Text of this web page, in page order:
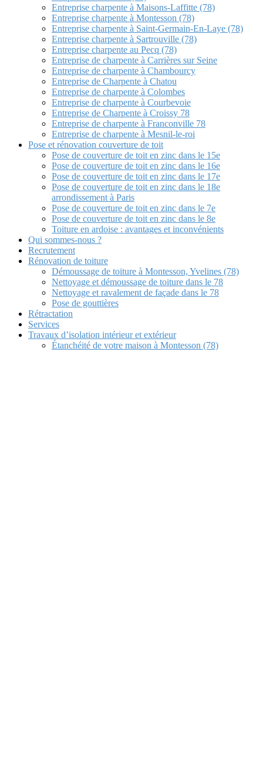
Entreprise charpente à Maisons-Laffitte (78)
Entreprise charpente à Montesson (78)
Entreprise charpente à Saint-Germain-En-Laye (78)
Entreprise charpente à Sartrouville (78)
Entreprise charpente au Pecq (78)
Entreprise de charpente à Carrières sur Seine
Entreprise de charpente à Chambourcy
Entreprise de Charpente à Chatou
Entreprise de charpente à Colombes
Entreprise de charpente à Courbevoie
Entreprise de Charpente à Croissy 78
Entreprise de charpente à Franconville 78
Entreprise de charpente à Mesnil-le-roi
Pose et rénovation couverture de toit
Pose de couverture de toit en zinc dans le 15e
Pose de couverture de toit en zinc dans le 16e
Pose de couverture de toit en zinc dans le 17e
Pose de couverture de toit en zinc dans le 18e
arrondissement à Paris
Pose de couverture de toit en zinc dans le 7e
Pose de couverture de toit en zinc dans le 8e
Toiture en ardoise : avantages et inconvénients
Qui sommes-nous ?
Recrutement
Rénovation de toiture
Démoussage de toiture à Montesson, Yvelines (78)
Nettoyage et démoussage de toiture dans le 78
Nettoyage et ravalement de façade dans le 78
Pose de gouttières
Rétractation
Services
Travaux d’isolation intérieur et extérieur
Étanchéité de votre maison à Montesson (78)